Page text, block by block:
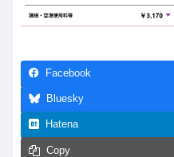
Facebook
Bluesky
Hatena
Copy